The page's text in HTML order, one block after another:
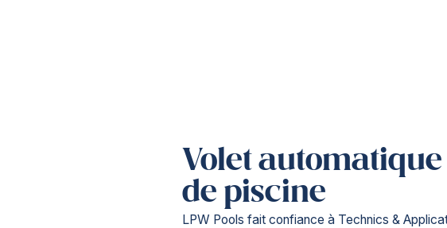
Volet automatique
de piscine
LPW Pools fait confiance à Technics &